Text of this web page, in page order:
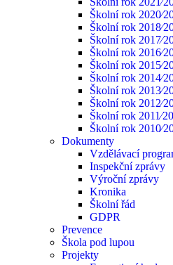
Školní rok
Školní rok
Školní rok
Školní rok
Školní rok
Školní rok
Školní rok
Školní rok
Školní rok
Školní rok
Dokumenty
Vzdělávací
Inspekční zprávy
Výroční zprávy
Kronika
Školní řád
GDPR
Prevence
Škola pod lupou
Projekty